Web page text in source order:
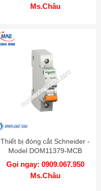
Ms.Châu
Thiết bị đóng cắt Schneider -
Model DOM11379-MCB
Gọi ngay: 0909.067.950
Ms.Châu